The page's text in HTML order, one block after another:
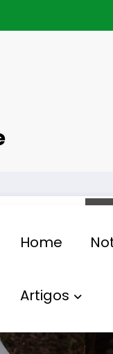
Home
Artigos